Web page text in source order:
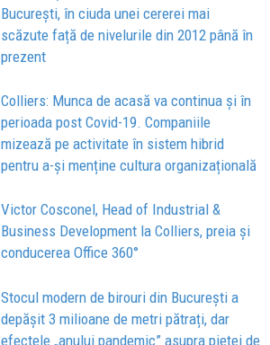
București, în ciuda unei cererei mai
scăzute față de nivelurile din 2012 până în
prezent
Colliers: Munca de acasă va continua și în
perioada post Covid-19. Companiile
mizează pe activitate în sistem hibrid
pentru a-și menține cultura organizațională
Victor Cosconel, Head of Industrial &
Business Development la Colliers, preia și
conducerea Office 360°
Stocul modern de birouri din București a
depășit 3 milioane de metri pătrați, dar
efectele „anului pandemic” asupra pieței de